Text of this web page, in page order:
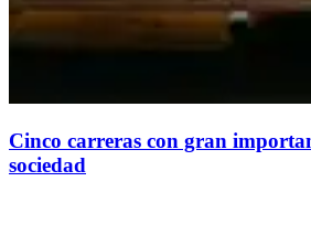
Cinco carreras con gran
sociedad